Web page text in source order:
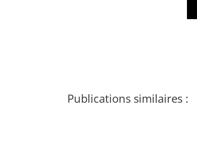
Publications similaires :